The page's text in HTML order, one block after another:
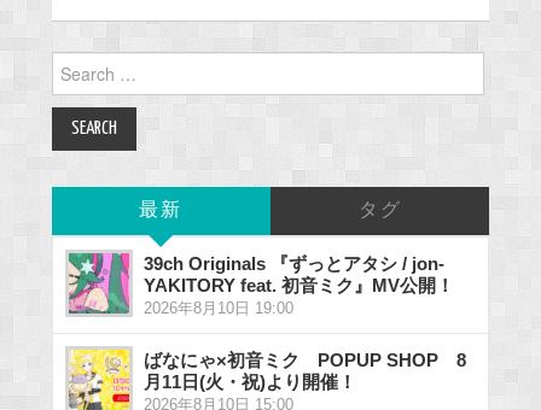
for:
最新 タグ
39ch Originals 『ずっとアタシ / jon-
YAKITORY feat. 初音ミク』MV公開！
2026年8月10日 19:00
ばなにゃ×初音ミク POPUP SHOP 8
月11日(火・祝)より開催！
2026年8月10日 15:00